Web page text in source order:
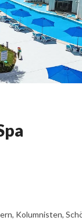
Kolumnisten,